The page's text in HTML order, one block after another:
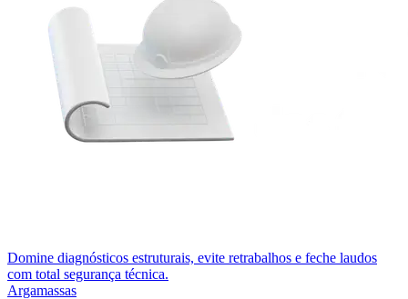
Domine diagnósticos estruturais, evite retrabalhos e feche laudos
com total segurança técnica.
Argamassas